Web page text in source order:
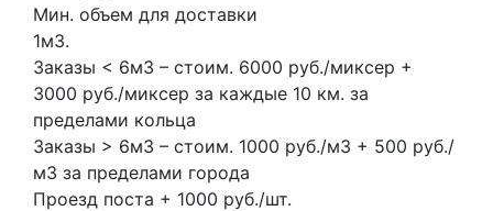
Мин. объем для доставки
1м3.
Заказы < 6м3 – стоим. 6000 руб./миксер +
3000 руб./миксер за каждые 10 км. за
пределами кольца
Заказы > 6м3 – стоим. 1000 руб./м3 + 500 руб./
м3 за пределами города
Проезд поста + 1000 руб./шт.